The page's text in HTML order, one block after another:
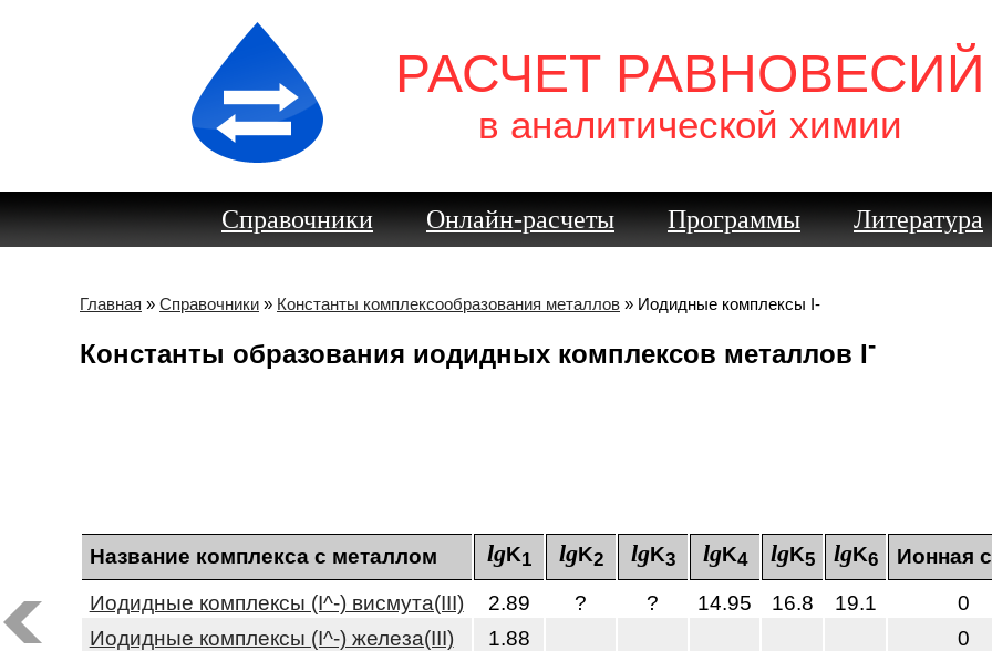
РАСЧЕТ РАВНОВЕСИЙ
в аналитической химии
Справочники Онлайн-расчеты Программы Литература
Главная » Справочники » Константы комплексообразования металлов » Иодидные комплексы I-
Константы образования иодидных комплексов металлов I-
Название комплекса с металлом lgK1 lgK2 lgK3 lgK4 lgK5 lgK6
Ионная
Иодидные комплексы (I^-) висмута(III)
2.89 ? ? 14.95 16.8 19.1
0
Иодидные комплексы (I^-) железа(III)
1.88
0